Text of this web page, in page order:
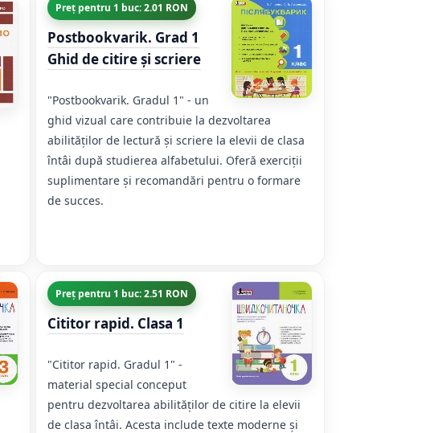
Preț pentru 1 buc: 2.01 RON
Postbookvarik. Grad 1
Ghid de citire și scriere
"Postbookvarik. Gradul 1" - un
ghid vizual care contribuie la dezvoltarea
abilităților de lectură și scriere la elevii de clasa
întâi după studierea alfabetului. Oferă exerciții
suplimentare și recomandări pentru o formare
de succes.
Preț pentru 1 buc: 2.51 RON
Cititor rapid. Clasa 1
"Cititor rapid. Gradul 1" -
material special conceput
pentru dezvoltarea abilităților de citire la elevii
de clasa întâi. Acesta include texte moderne și